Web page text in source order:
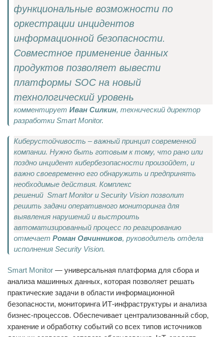
функциональные возможности по
оркестрации инцидентов
информационной безопасности.
Совместное применение данных
продуктов позволяет вывести
платформы SOC на новый
технологический уровень
комментирует Иван Силкин, технический директор
разработки Smart Monitor.
Киберустойчивость – важный принцип современной
компании. Нужно быть готовым к тому, что рано или
поздно инцидент кибербезопасности произойдет, и
важно своевременно его обнаружить и предпринять
необходимые действия. Комплекс
решений Smart Monitor и Security Vision позволит
решить задачи оперативного мониторинга для
выявления нарушений и выстроить
автоматизированный процесс по реагированию
отмечает Роман Овчинников, руководитель отдела
исполнения Security Vision.
Smart Monitor — универсальная платформа для сбора и
анализа машинных данных, которая позволяет решать
практические задачи в области информационной
безопасности, мониторинга ИТ-инфраструктуры и анализа
бизнес-процессов. Обеспечивает централизованный сбор,
хранение и обработку событий со всех типов источников